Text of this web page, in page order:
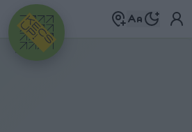
HIRDETÉS